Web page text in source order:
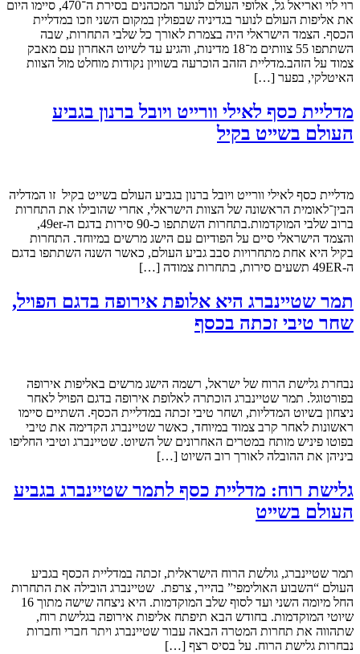
רוי לוי ואריאל גל, אלופי העולם לנוער המכהנים בסירת ה־470, סיימו היום
את אליפות העולם לנוער בגדיניה שבפולין במקום השני וזכו במדליית
הכסף. הצמד הישראלי היה בצמרת לאורך כל שלבי התחרות, שבה
השתתפו 55 צוותים מ־18 מדינות, והגיע עד לשיוט האחרון עם מאבק
צמוד על הזהב.מדליית הזהב הוכרעה בשוויון נקודות מוחלט מול הצוות
האיטלקי, בפער […]
מדליית כסף לאילי וורייט ויובל ברנון בגביע
העולם בשייט בקיל
מדליית כסף לאילי וורייט ויובל ברנון בגביע העולם בשייט בקיל זו המדליה
הבין־לאומית הראשונה של הצוות הישראלי, אחרי שהובילו את התחרות
ברוב שלבי המוקדמות.בתחרות השתתפו כ-90 סירות בדגם ה-49er,
והצמד הישראלי סיים על הפודיום עם הישג מרשים במיוחד. התחרות
בקיל היא אחת מתחרויות סבב גביע העולם, כאשר השנה השתתפו בדגם
ה-49ER תשעים סירות, בתחרות צמודה […]
תמר שטיינברג היא אלופת אירופה בדגם הפויל,
שחר טיבי זכתה בכסף
נבחרת גלישת הרוח של ישראל, רשמה הישג מרשים באליפות אירופה
בפורטוגל. תמר שטיינברג הוכתרה לאלופת אירופה בדגם הפויל לאחר
ניצחון בשיוט המדליות, ושחר טיבי זכתה במדליית הכסף. השתיים סיימו
ראשונות לאחר קרב צמוד במיוחד, כאשר שטיינברג הקדימה את טיבי
בפוטו פיניש מותח במטרים האחרונים של השיוט. שטיינברג וטיבי החליפו
ביניהן את ההובלה לאורך רוב השיוט […]
גלישת רוח: מדליית כסף לתמר שטיינברג בגביע
העולם בשייט
תמר שטיינברג, גולשת הרוח הישראלית, זכתה במדליית הכסף בגביע
העולם “השבוע האולימפי” בהייר, צרפת. שטיינברג הובילה את התחרות
החל מיומה השני ועד לסוף שלב המוקדמות. היא ניצחה שישה מתוך 16
שיוטי המוקדמות. בחודש הבא תיפתח אליפות אירופה בגלישת רוח,
שתהווה את תחרות המטרה הבאה עבור שטיינברג ויתר חברי וחברות
נבחרות גלישת הרוח. על בסיס רצף […]